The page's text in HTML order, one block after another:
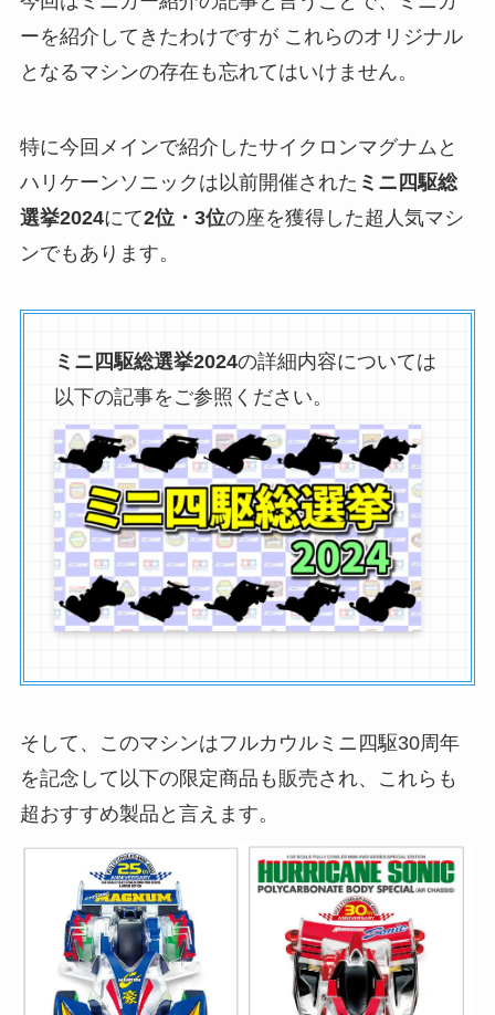
ーを紹介してきたわけですが これらのオリジナル
となるマシンの存在も忘れてはいけません。
特に今回メインで紹介したサイクロンマグナムと
ハリケーンソニックは以前開催された ミニ四駆総
選挙2024にて2位・3位の座を獲得した超人気マシ
ンでもあります。
ミニ四駆総選挙2024の詳細内容については
以下の記事をご参照ください。
そして、このマシンはフルカウルミニ四駆30周年
を記念して以下の限定商品も販売され、これらも
超おすすめ製品と言えます。